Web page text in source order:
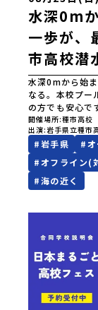
水深0m
一歩が
市高校潜
水深0mから始
なる。本校プー
の方でも安心で
方法などを、一
実施しますので
さあ、普段と
３日（日）はス
水は１０月１１
学も可能です
開催場所 種市高校
出演 岩手県立種市
#岩手県 #
#オフライン(
#海の近く